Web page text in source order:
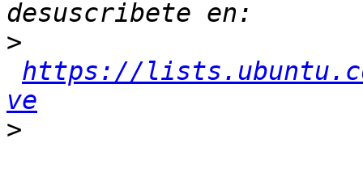
>
https://
ve
>